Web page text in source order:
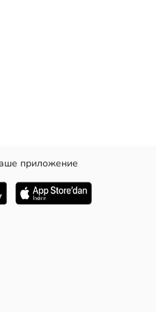
резинке.
приложение